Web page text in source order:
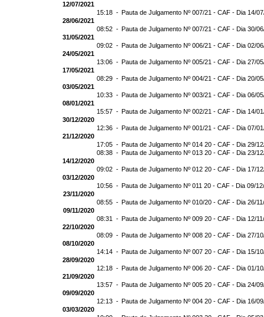
12/07/2021
15:18 - Pauta de Julgamento Nº 007/21 - CAF - Dia 14/
28/06/2021
08:52 - Pauta de Julgamento Nº 007/21 - CAF - Dia 30/
31/05/2021
09:02 - Pauta de Julgamento Nº 006/21 - CAF - Dia 02/
24/05/2021
13:06 - Pauta de Julgamento Nº 005/21 - CAF - Dia 27/
17/05/2021
08:29 - Pauta de Julgamento Nº 004/21 - CAF - Dia 20/
03/05/2021
10:33 - Pauta de Julgamento Nº 003/21 - CAF - Dia 06/
08/01/2021
15:57 - Pauta de Julgamento Nº 002/21 - CAF - Dia 14/
30/12/2020
12:36 - Pauta de Julgamento Nº 001/21 - CAF - Dia 07/
21/12/2020
17:05 - Pauta de Julgamento Nº 014 20 - CAF - Dia 29/
08:38 - Pauta de Julgamento Nº 013 20 - CAF - Dia 23/
14/12/2020
09:02 - Pauta de Julgamento Nº 012 20 - CAF - Dia 17/
03/12/2020
10:56 - Pauta de Julgamento Nº 011 20 - CAF - Dia 09/
23/11/2020
08:55 - Pauta de Julgamento Nº 010/20 - CAF - Dia 26/
09/11/2020
08:31 - Pauta de Julgamento Nº 009 20 - CAF - Dia 12/
22/10/2020
08:09 - Pauta de Julgamento Nº 008 20 - CAF - Dia 27/
08/10/2020
14:14 - Pauta de Julgamento Nº 007 20 - CAF - Dia 15/
28/09/2020
12:18 - Pauta de Julgamento Nº 006 20 - CAF - Dia 01/
21/09/2020
13:57 - Pauta de Julgamento Nº 005 20 - CAF - Dia 24/
09/09/2020
12:13 - Pauta de Julgamento Nº 004 20 - CAF - Dia 16/
03/03/2020